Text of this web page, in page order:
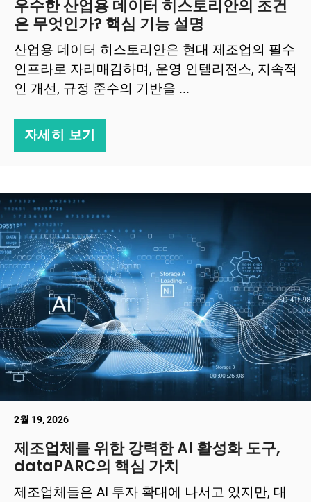
우수한 산업용 데이터 히스토리안의 조건
은 무엇인가? 핵심 기능 설명
산업용 데이터 히스토리안은 현대 제조업의 필수
인프라로 자리매김하며, 운영 인텔리전스, 지속적
인 개선, 규정 준수의 기반을 ...
자세히 보기
2월 19, 2026
제조업체를 위한 강력한 AI 활성화 도구,
dataPARC의 핵심 가치
제조업체들은 AI 투자 확대에 나서고 있지만, 대